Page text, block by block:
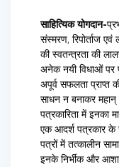
साहित्यिक योगदान-
संस्मरण, रिपोर्ताज
की स्वतन्त्रता की
अनेक नयी विधाओं पर
अपूर्व सफलता प्राप्त
साधन न बनाकर महान्
पत्रकारिता में इनका
एक आदर्श पत्रकार के
पत्रों में तत्कालीन
इनके निर्भीक और